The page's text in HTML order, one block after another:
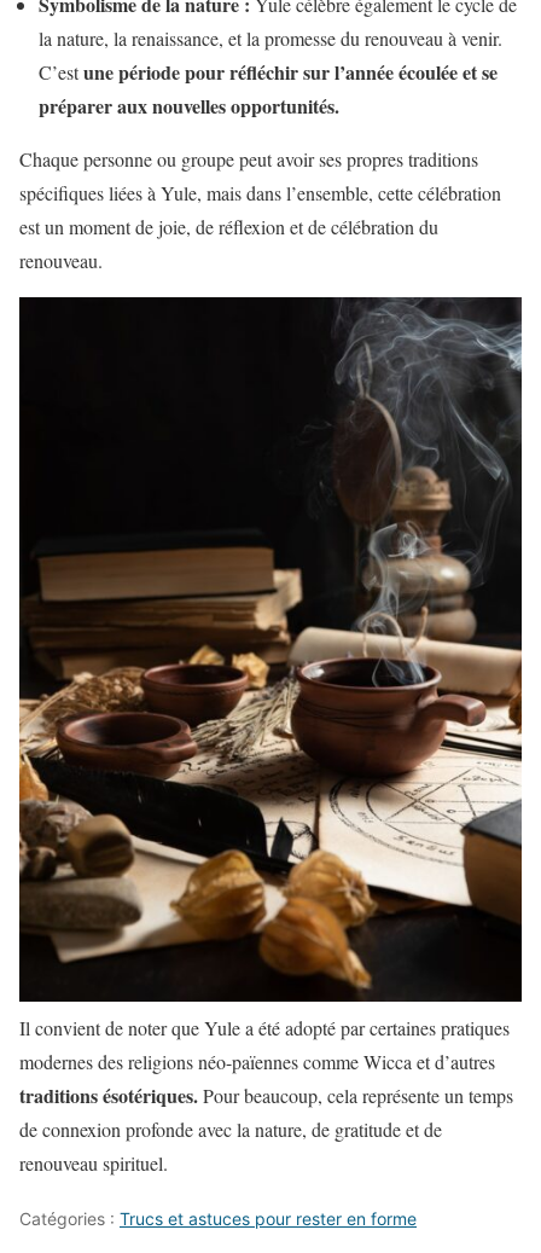
la nature, la renaissance, et la promesse du renouveau à venir.
C’estune période pour réfléchir sur l’année écoulée et se
préparer aux nouvelles opportunités.
Chaque personne ou groupe peut avoir ses propres traditions
spécifiques liées à Yule, mais dans l’ensemble, cette célébration
est un moment de joie, de réflexion et de célébration du
renouveau.
Il convient de noter que Yule a été adopté par certaines pratiques
modernes des religions néo-païennes comme Wicca et d’autres
traditions ésotériques.Pour beaucoup, cela représente un temps
de connexion profonde avec la nature, de gratitude et de
renouveau spirituel.
Catégories : Trucs et astuces pour rester en forme